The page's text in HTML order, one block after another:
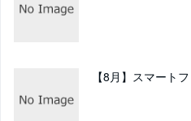
【8月】スマート